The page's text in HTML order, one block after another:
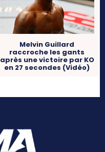
Melvin Guillard
raccroche les gants
après une victoire par KO
en 27 secondes (Vidéo)